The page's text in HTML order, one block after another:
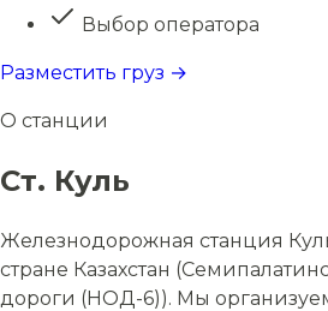
Выбор оператора
Разместить груз →
О станции
Ст. Куль
Железнодорожная станция
стране Казахстан
дороги (НОД-6)). Мы